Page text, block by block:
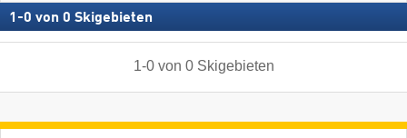
1 -0 von 0 Skigebieten
1-0von 0 Skigebieten